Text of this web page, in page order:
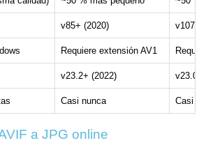
v85+ (2020) v107+
Requiere extensión AV1
v23.2+ (2022) v23.0+
Casi nunca Casi
a JPG online